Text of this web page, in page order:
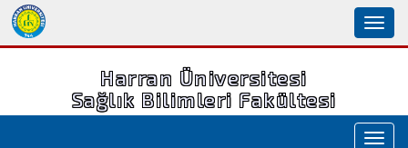
Harran Üniversitesi
Sağlık Bilimleri Fakültesi